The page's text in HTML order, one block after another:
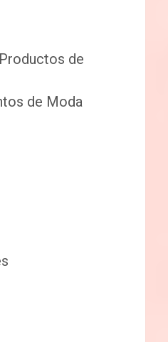
de
de Moda